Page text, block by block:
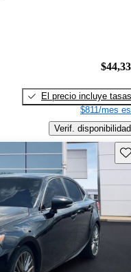
El precio incluye tasas
$811/mes
Verif. disponibilidad